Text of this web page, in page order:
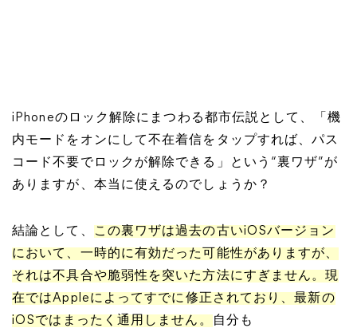
iPhoneのロック解除にまつわる都市伝説として、「機
内モードをオンにして不在着信をタップすれば、パス
コード不要でロックが解除できる」という“裏ワザ”が
ありますが、本当に使えるのでしょうか？
結論として、
この裏ワザは過去の古いiOSバージョン
において、一時的に有効だった可能性がありますが、
それは不具合や脆弱性を突いた方法にすぎません。現
在ではAppleによってすでに修正されており、最新の
iOSではまったく通用しません。
自分も